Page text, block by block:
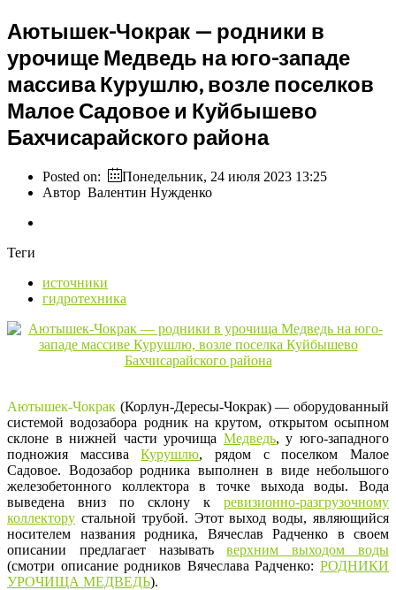
Аютышек-Чокрак — родники в
урочище Медведь на юго-западе
массива Курушлю, возле поселков
Малое Садовое и Куйбышево
Бахчисарайского района
Posted on:
Понедельник, 24 июля 2023 13:25
Автор Валентин Нужденко
Теги
источники
гидротехника
Аютышек-Чокрак (Корлун-Дересы-Чокрак) — оборудованный
системой водозабора родник на крутом, открытом осыпном
склоне в нижней части урочища Медведь, у юго-западного
подножия массиваКурушлю, рядом с поселком Малое
Садовое. Водозабор родника выполнен в виде небольшого
железобетонного коллектора в точке выхода воды. Вода
выведена вниз по склону к ревизионно-разгрузочному
коллектору стальной трубой. Этот выход воды, являющийся
носителем названия родника, Вячеслав Радченко в своем
описании предлагает называтьверхним выходом воды
(смотри описание родников Вячеслава Радченко: РОДНИКИ
УРОЧИЩА МЕДВЕДЬ).